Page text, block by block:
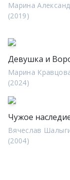
Марина
(2019)
Девушка и
Марина
(2024)
Чужое
Вячеслав
(2004)